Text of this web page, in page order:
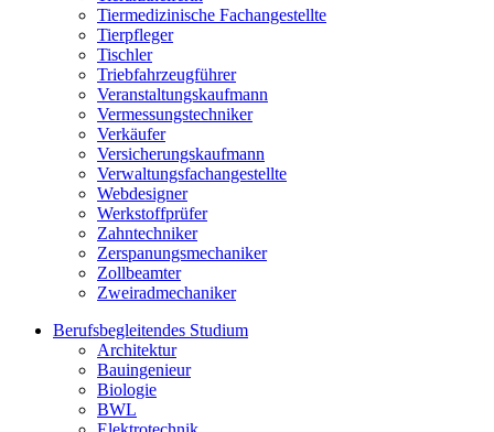
Tiermedizinische Fachangestellte
Tierpfleger
Tischler
Triebfahrzeugführer
Veranstaltungskaufmann
Vermessungstechniker
Verkäufer
Versicherungskaufmann
Verwaltungsfachangestellte
Webdesigner
Werkstoffprüfer
Zahntechniker
Zerspanungsmechaniker
Zollbeamter
Zweiradmechaniker
Berufsbegleitendes Studium
Architektur
Bauingenieur
Biologie
BWL